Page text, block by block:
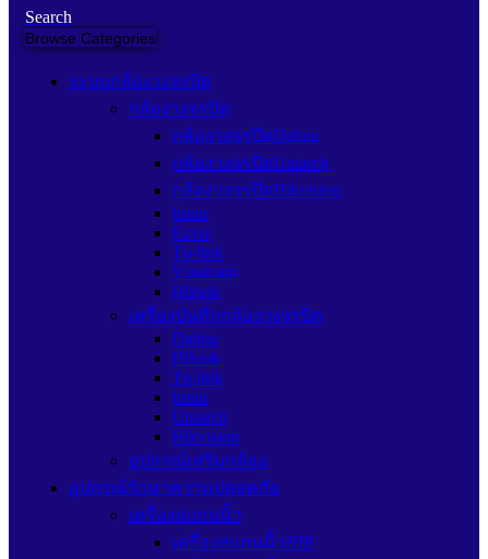
Search
Browse Categories
ระบบกล้องวงจรปิด
กล้องวงจรปิด
กล้องวงจรปิดDahua
กล้องวงจรปิดUniarch
กล้องวงจรปิดHikvision
Imou
Ezviz
Tp-link
Vstarcam
Hilook
เครื่องบันทึกกล้องวงจรปิด
Dahua
Hilook
Tp-link
Imou
Uniarch
Hikvision
อุปกรณ์เสริมกล้อง
อุปกรณ์รักษาความปลอดภัย
เครื่องสแกนนิ้ว
เครื่องสแกนนิ้วHIP